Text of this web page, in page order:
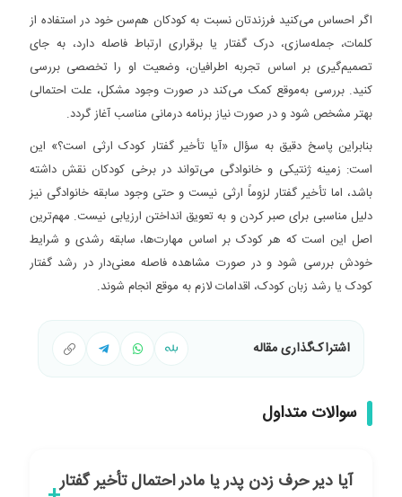
اگر احساس می‌کنید فرزندتان نسبت به کودکان هم‌سن خود در استفاده از
کلمات، جمله‌سازی، درک گفتار یا برقراری ارتباط فاصله دارد، به جای
تصمیم‌گیری بر اساس تجربه اطرافیان، وضعیت او را تخصصی بررسی
کنید. بررسی به‌موقع کمک می‌کند در صورت وجود مشکل، علت احتمالی
بهتر مشخص شود و در صورت نیاز برنامه درمانی مناسب آغاز گردد.
بنابراین پاسخ دقیق به سؤال «آیا تأخیر گفتار کودک ارثی است؟» این
است: زمینه ژنتیکی و خانوادگی می‌تواند در برخی کودکان نقش داشته
باشد، اما تأخیر گفتار لزوماً ارثی نیست و حتی وجود سابقه خانوادگی نیز
دلیل مناسبی برای صبر کردن و به تعویق انداختن ارزیابی نیست. مهم‌ترین
اصل این است که هر کودک بر اساس مهارت‌ها، سابقه رشدی و شرایط
خودش بررسی شود و در صورت مشاهده فاصله معنی‌دار در رشد گفتار
کودک یا رشد زبان کودک، اقدامات لازم به موقع انجام شوند.
اشتراک‌گذاری مقاله
سوالات متداول
آیا دیر حرف زدن پدر یا مادر احتمال تأخیر گفتار